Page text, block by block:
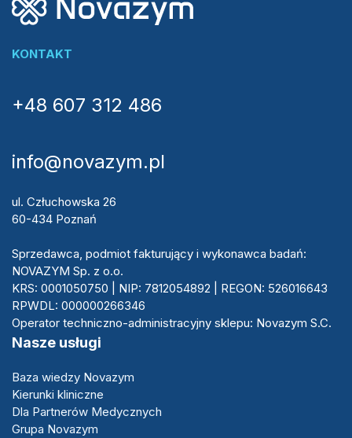
KONTAKT
+48 607 312 486
info@novazym.pl
ul. Człuchowska 26
60-434 Poznań
Sprzedawca, podmiot fakturujący i wykonawca badań:
NOVAZYM Sp. z o.o.
KRS: 0001050750 | NIP: 7812054892 | REGON: 526016643
RPWDL: 000000266346
Operator techniczno-administracyjny sklepu: Novazym S.C.
Nasze usługi
Baza wiedzy Novazym
Kierunki kliniczne
Dla Partnerów Medycznych
Grupa Novazym